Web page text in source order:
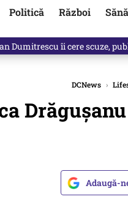
Politică Război
Dumitrescu îi cere scuze,
DCNews ›
Adaugă-